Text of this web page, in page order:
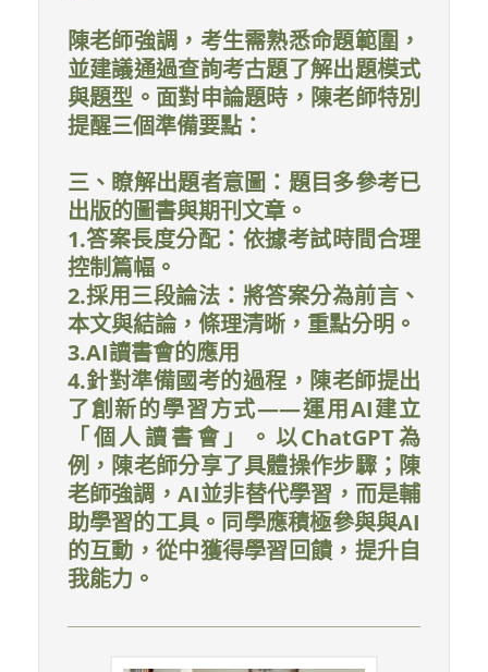
陳老師強調，考生需熟悉命題範圍，
並建議通過查詢考古題了解出題模式
與題型。面對申論題時，陳老師特別
提醒三個準備要點：
三、瞭解出題者意圖：題目多參考已
出版的圖書與期刊文章。
1.答案長度分配：依據考試時間合理
控制篇幅。
2.採用三段論法：將答案分為前言、
本文與結論，條理清晰，重點分明。
3.AI讀書會的應用
4.針對準備國考的過程，陳老師提出
了創新的學習方式——運用AI建立
「個人讀書會」。以ChatGPT為
例，陳老師分享了具體操作步驟；陳
老師強調，AI並非替代學習，而是輔
助學習的工具。同學應積極參與與AI
的互動，從中獲得學習回饋，提升自
我能力。